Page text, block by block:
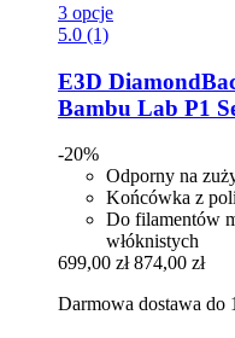
3 opcje
5.0 (1)
E3D
Bambu Lab P1
-20%
Odporny na
Końcówka z
Do filamentów
włóknistych
699,00 zł 874,00 zł
Darmowa dostawa do